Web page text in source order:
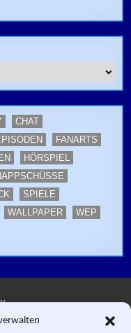
CHAT
FANARTS
HÖRSPIEL
SPIELE
WALLPAPER
WEP